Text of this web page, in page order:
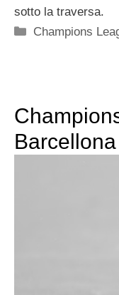
sotto la traversa.
Categorie
Champions